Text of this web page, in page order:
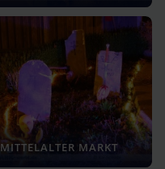
MITTELALTER MARKT